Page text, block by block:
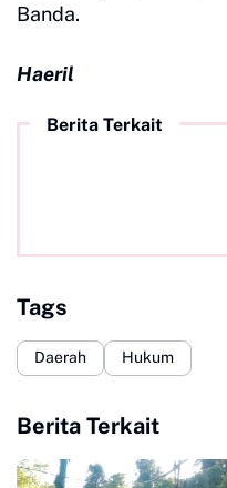
Banda.
Haeril
Berita Terkait
Tags
Daerah Hukum
Berita Terkait